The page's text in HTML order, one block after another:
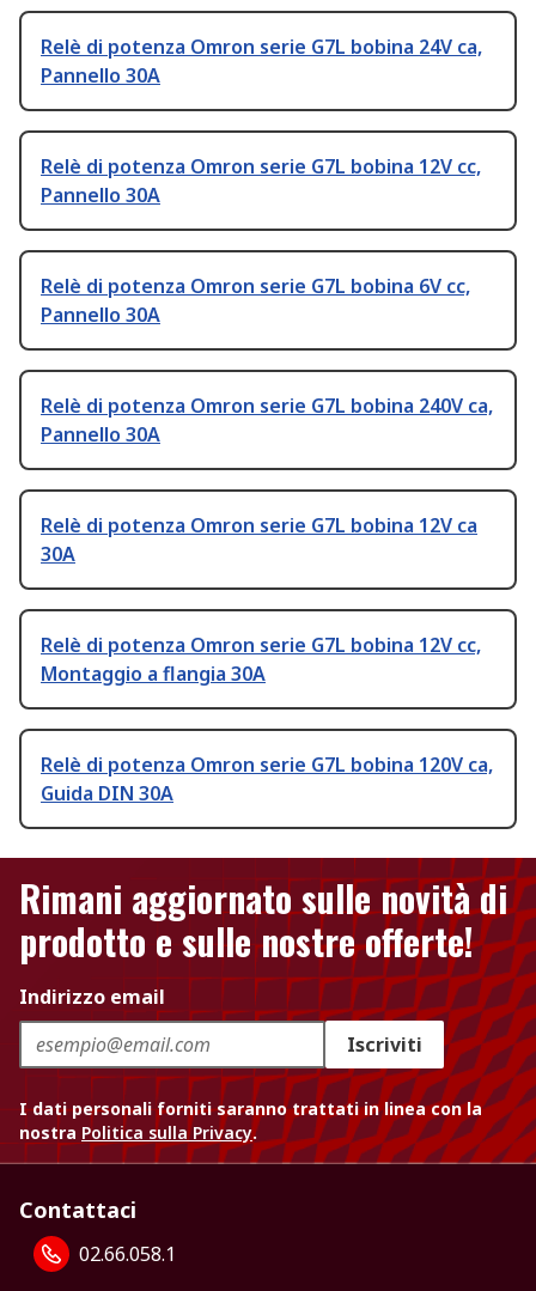
Relè di potenza Omron serie G7L bobina 24V ca,
Pannello 30A
Relè di potenza Omron serie G7L bobina 12V cc,
Pannello 30A
Relè di potenza Omron serie G7L bobina 6V cc,
Pannello 30A
Relè di potenza Omron serie G7L bobina 240V ca,
Pannello 30A
Relè di potenza Omron serie G7L bobina 12V ca
30A
Relè di potenza Omron serie G7L bobina 12V cc,
Montaggio a flangia 30A
Relè di potenza Omron serie G7L bobina 120V ca,
Guida DIN 30A
Rimani aggiornato sulle novità di
prodotto e sulle nostre offerte!
Indirizzo email
Iscriviti
I dati personali forniti saranno trattati in linea con la
nostra Politica sulla Privacy.
Contattaci
02.66.058.1